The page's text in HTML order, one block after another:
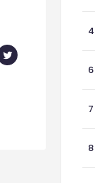
4
6
7
8